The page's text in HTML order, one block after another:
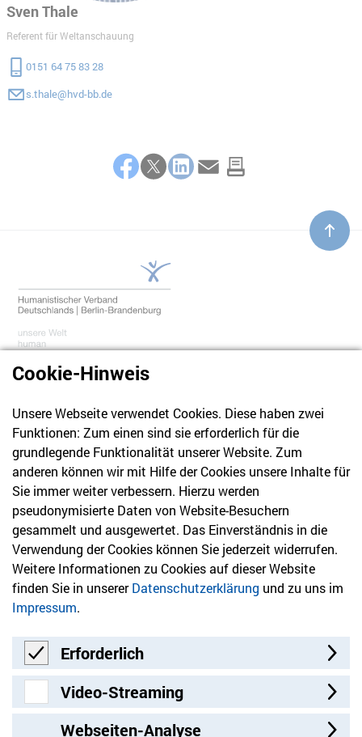
Sven Thale
Referent für Weltanschauung
0151 64 75 83 28
s.thale@hvd-bb.de
030 61 39 04 10
info@hvd-bb.de
Newsletter
Bleiben Sie mit unserem Newsletter auf dem aktuellsten
Stand mit Themen, die Sie interessieren.
Jetzt anmelden
Cookie-Hinweis
Unsere Webseite verwendet Cookies. Diese haben zwei
Funktionen: Zum einen sind sie erforderlich für die
grundlegende Funktionalität unserer Website. Zum
anderen können wir mit Hilfe der Cookies unsere Inhalte für
Sie immer weiter verbessern. Hierzu werden
pseudonymisierte Daten von Website-Besuchern
gesammelt und ausgewertet. Das Einverständnis in die
Verwendung der Cookies können Sie jederzeit widerrufen.
Weitere Informationen zu Cookies auf dieser Website
finden Sie in unsererDatenschutzerklärung und zu uns im
Impressum.
Erforderlich
Erforderlich
Video-Streaming
Video-Streaming
Webseiten-Analyse